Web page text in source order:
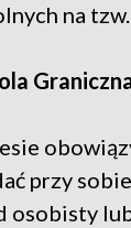
na
przy
osobisty